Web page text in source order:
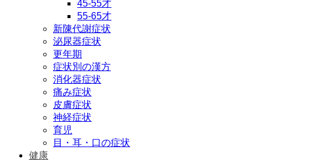
45-55才
55-65才
新陳代謝症状
泌尿器症状
更年期
症状別の漢方
消化器症状
痛み症状
皮膚症状
神経症状
育児
目・耳・口の症状
健康